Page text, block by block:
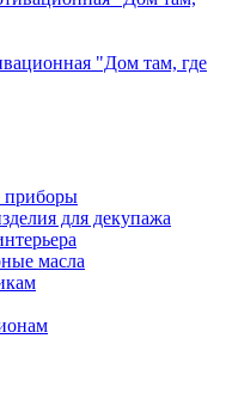
"Дом там, где
приборы
для декупажа
масла